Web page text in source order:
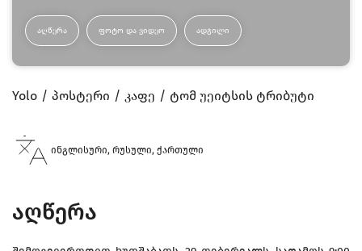
ᲐᲦᲬᲔᲠᲐ ᲤᲝᲢᲝ ᲓᲐ ᲕᲘᲓᲔᲝ ᲐᲓᲒᲘᲚᲘ
Yolo პოსტერი კაფე ტომ უეიტსის ტრიბუტი
ინგლისური, რუსული, ქართული
აღწერა